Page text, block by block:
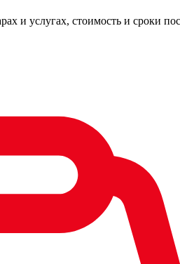
и услугах, стоимость и сроки